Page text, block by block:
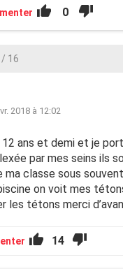
0
/ 16
2018 à 12:02
12 ans et demi et je
par mes seins ils
ma classe sous
on voit mes
les tétons merci
14